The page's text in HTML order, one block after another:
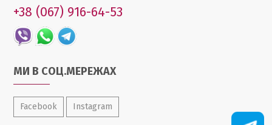
+38 (067) 916-64-53
МИ В СОЦ.МЕРЕЖАХ
Facebook Instagram